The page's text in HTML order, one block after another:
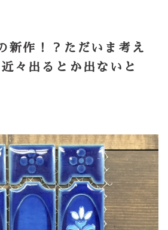
新作！？ただいま考え
々出るとか出ないと